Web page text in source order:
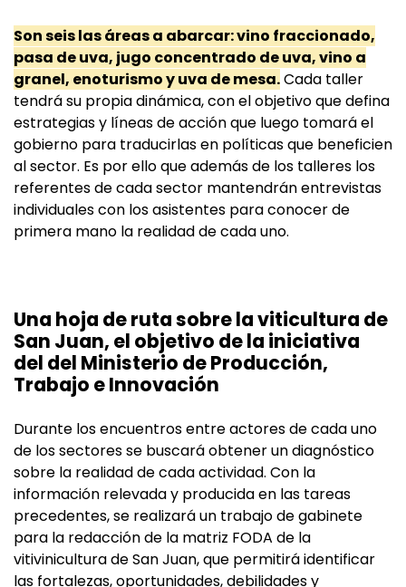
Son seis las áreas a abarcar: vino fraccionado,
pasa de uva, jugo concentrado de uva, vino a
granel, enoturismo y uva de mesa.Cada taller
tendrá su propia dinámica, con el objetivo que defina
estrategias y líneas de acción que luego tomará el
gobierno para traducirlas en políticas que beneficien
al sector. Es por ello que además de los talleres los
referentes de cada sector mantendrán entrevistas
individuales con los asistentes para conocer de
primera mano la realidad de cada uno.
Una hoja de ruta sobre la viticultura de
San Juan, el objetivo de la iniciativa
del del Ministerio de Producción,
Trabajo e Innovación
Durante los encuentros entre actores de cada uno
de los sectores se buscará obtener un diagnóstico
sobre la realidad de cada actividad. Con la
información relevada y producida en las tareas
precedentes, se realizará un trabajo de gabinete
para la redacción de la matriz FODA de la
vitivinicultura de San Juan, que permitirá identificar
las fortalezas, oportunidades, debilidades y